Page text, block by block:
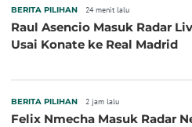
BERITA PILIHAN 24 menit lalu
Raul Asencio Masuk Radar
Usai Konate ke Real Madrid
BERITA PILIHAN 2 jam lalu
Felix Nmecha Masuk Radar